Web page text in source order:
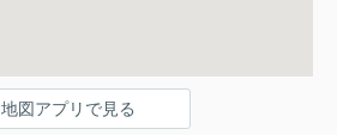
地図アプリで見る